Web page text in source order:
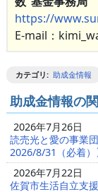
https://
E-mail：
カテゴリ: 助成金情報
助成金情報の
2026年7月26日
読売光と愛の事業
2026/8/31（必着）
2026年7月22日
佐賀市生活自立支